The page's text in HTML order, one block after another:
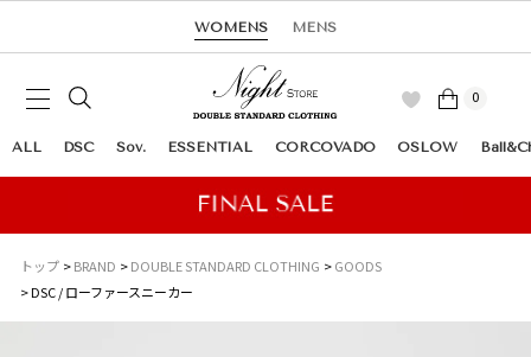
WOMENS MENS
0
ALL DSC Sov. ESSENTIAL CORCOVADO OSLOW
トップ BRAND DOUBLE STANDARD CLOTHING
GOODS
DSC / ローファースニーカー